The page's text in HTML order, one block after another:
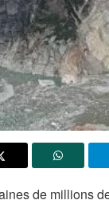
de millions